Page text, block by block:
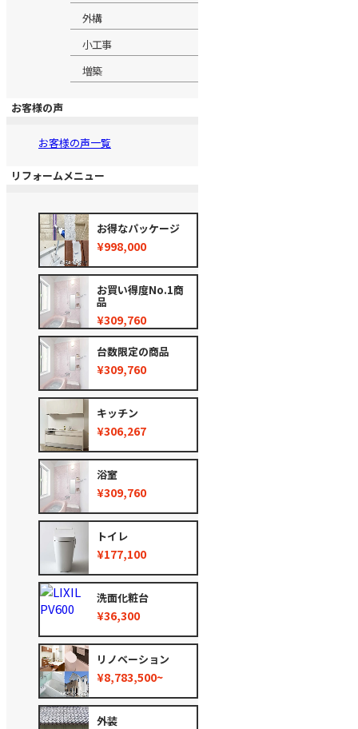
外構
小工事
増築
お客様の声
お客様の声一覧
リフォームメニュー
お得なパッケージ
¥998,000
お買い得度No.1商
品
¥309,760
台数限定の商品
¥309,760
キッチン
¥306,267
浴室
¥309,760
トイレ
¥177,100
洗面化粧台
¥36,300
リノベーション
¥8,783,500~
外装